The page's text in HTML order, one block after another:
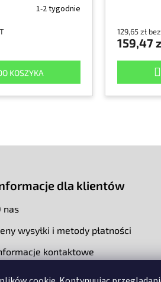
1-2 tygodnie
KOSZYKA
129,65 zł
159,47
dla klientów
nas
wysyłki i metody płatności
kontaktowe